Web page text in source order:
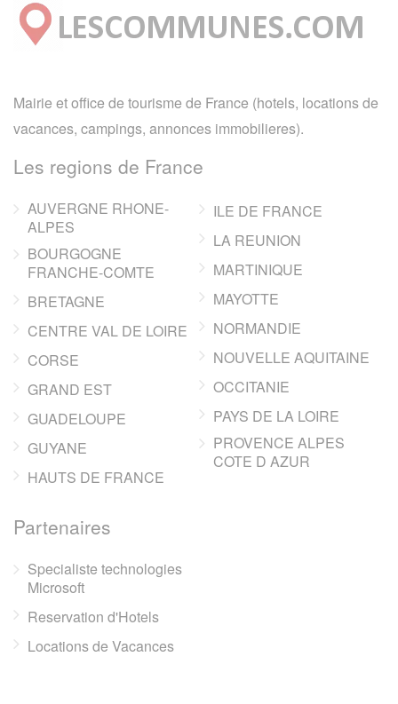
Mairie et office de tourisme de France (hotels, locations de
vacances, campings, annonces immobilieres).
Les regions de France
AUVERGNE RHONE-
ALPES
BOURGOGNE
FRANCHE-COMTE
BRETAGNE
CENTRE VAL DE LOIRE
CORSE
GRAND EST
GUADELOUPE
GUYANE
HAUTS DE FRANCE
ILE DE FRANCE
LA REUNION
MARTINIQUE
MAYOTTE
NORMANDIE
NOUVELLE AQUITAINE
OCCITANIE
PAYS DE LA LOIRE
PROVENCE ALPES
COTE D AZUR
Partenaires
Specialiste technologies
Microsoft
Reservation d'Hotels
Locations de Vacances